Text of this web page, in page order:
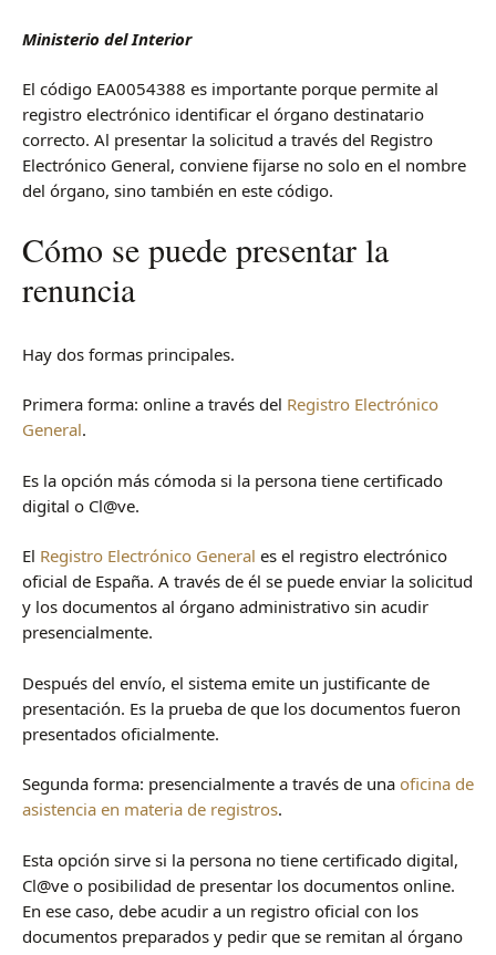
Ministerio del Interior
El código EA0054388 es importante porque permite al
registro electrónico identificar el órgano destinatario
correcto. Al presentar la solicitud a través del Registro
Electrónico General, conviene fijarse no solo en el nombre
del órgano, sino también en este código.
Cómo se puede presentar la
renuncia
Hay dos formas principales.
Primera forma: online a través del Registro Electrónico
General.
Es la opción más cómoda si la persona tiene certificado
digital o Cl@ve.
El Registro Electrónico General es el registro electrónico
oficial de España. A través de él se puede enviar la solicitud
y los documentos al órgano administrativo sin acudir
presencialmente.
Después del envío, el sistema emite un justificante de
presentación. Es la prueba de que los documentos fueron
presentados oficialmente.
Segunda forma: presencialmente a través de una oficina de
asistencia en materia de registros.
Esta opción sirve si la persona no tiene certificado digital,
Cl@ve o posibilidad de presentar los documentos online.
En ese caso, debe acudir a un registro oficial con los
documentos preparados y pedir que se remitan al órgano